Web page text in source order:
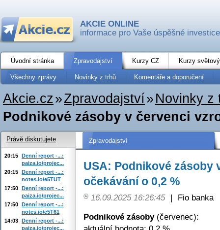
AKCIE ONLINE
informace pro Vaše úspěšné investice
Úvodní stránka Zpravodajství Kurzy CZ Kurzy
Všechny zprávy Novinky z trhů Komentáře a doporučení
Akcie.cz»Zpravodajství» Novinky z
Podnikové zásoby v červenci
Zpravodajství
USA: Podnikové zásoby
očekávání o 0,2 %
16.09.2025 16:26:45 |
Fio banka
Podnikové zásoby(červenec):
Právě diskutujete
20:15 Denní report -...:
paiza.io/projec...
20:15 Denní report -...:
notes.io/e5TUT
17:50 Denní report -...:
paiza.io/projec...
17:50 Denní report -...:
notes.io/e5T61
14:03 Denní report -...:
paiza.io/projec...